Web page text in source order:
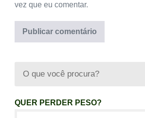
vez que eu comentar.
QUER PERDER PESO?